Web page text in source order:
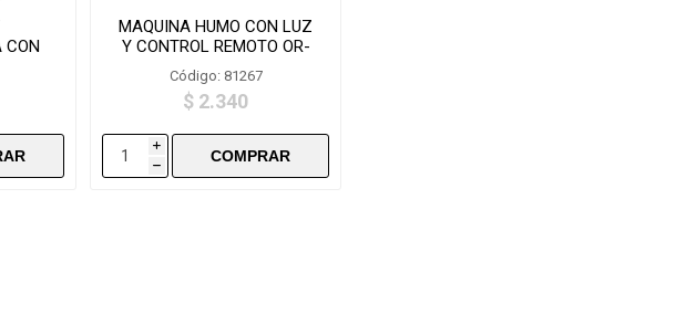
CON
1688
MAQUINA HUMO CON LUZ
Y CONTROL REMOTO OR-
600W-C
Código: 81267
$ 2.340
i
h